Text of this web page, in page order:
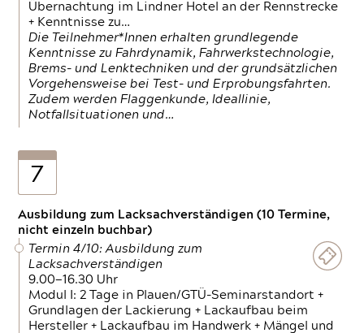
Übernachtung im Lindner Hotel an der Rennstrecke
+ Kenntnisse zu…
Die Teilnehmer*Innen erhalten grundlegende
Kenntnisse zu Fahrdynamik, Fahrwerkstechnologie,
Brems- und Lenktechniken und der grundsätzlichen
Vorgehensweise bei Test- und Erprobungsfahrten.
Zudem werden Flaggenkunde, Ideallinie,
Notfallsituationen und…
7
Ausbildung zum Lacksachverständigen (10 Termine,
nicht einzeln buchbar)
Termin 4/10: Ausbildung zum
Lacksachverständigen
9.00—16.30 Uhr
Modul I: 2 Tage in Plauen/GTÜ-Seminarstandort +
Grundlagen der Lackierung + Lackaufbau beim
Hersteller + Lackaufbau im Handwerk + Mängel und